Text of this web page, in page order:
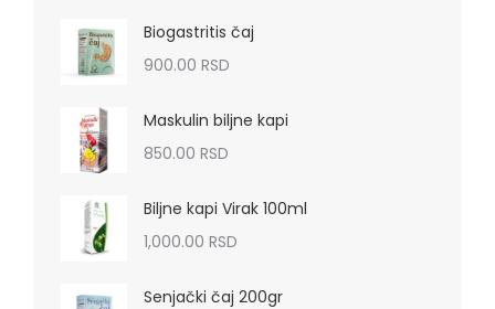
Biogastritis čaj
900.00 RSD
Maskulin biljne kapi
850.00 RSD
Biljne kapi Virak 100ml
1,000.00 RSD
Senjački čaj 200gr